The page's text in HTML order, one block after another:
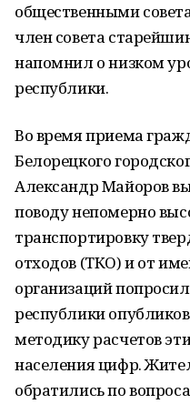
общественными
член совета
напомнил о низком
республики.
Во время приема
Белорецкого
Александр Майоров
поводу непомерно
транспортировку
отходов (ТКО) и от
организаций
республики
методику расчетов
населения цифр.
обратились по